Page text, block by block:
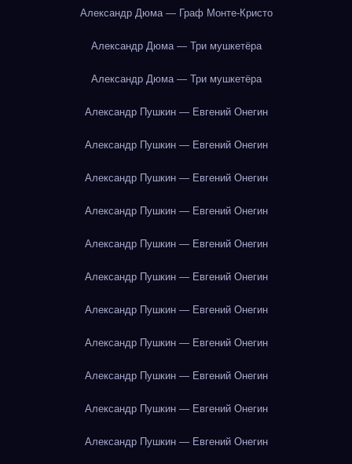
Александр Дюма — Граф Монте-Кристо
Александр Дюма — Три мушкетёра
Александр Дюма — Три мушкетёра
Александр Пушкин — Евгений Онегин
Александр Пушкин — Евгений Онегин
Александр Пушкин — Евгений Онегин
Александр Пушкин — Евгений Онегин
Александр Пушкин — Евгений Онегин
Александр Пушкин — Евгений Онегин
Александр Пушкин — Евгений Онегин
Александр Пушкин — Евгений Онегин
Александр Пушкин — Евгений Онегин
Александр Пушкин — Евгений Онегин
Александр Пушкин — Евгений Онегин